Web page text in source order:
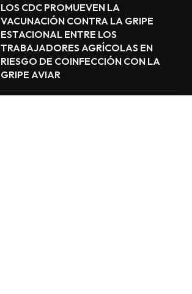
LOS CDC PROMUEVEN LA
VACUNACIÓN CONTRA LA GRIPE
ESTACIONAL ENTRE LOS
TRABAJADORES AGRÍCOLAS EN
RIESGO DE COINFECCIÓN CON LA
GRIPE AVIAR